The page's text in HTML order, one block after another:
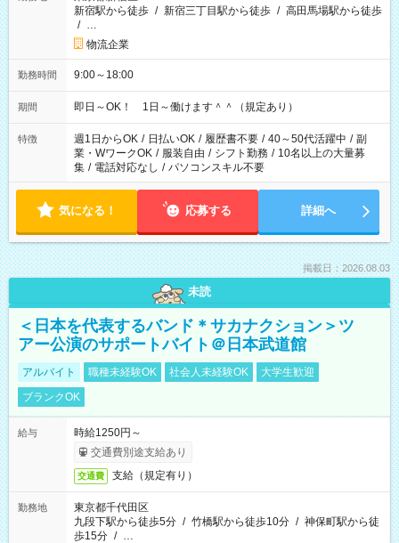
新宿駅から徒歩 / 新宿三丁目駅から徒歩 / 高田馬場駅から徒歩
/ …
物流企業
勤務時間 9:00～18:00
期間 即日～OK！ 1日～働けます＾＾（規定あり）
特徴 週1日からOK / 日払いOK / 履歴書不要 / 40～50代活躍中 / 副
業・WワークOK / 服装自由 / シフト勤務 / 10名以上の大量募
集 / 電話対応なし / パソコンスキル不要
気になる！ 応募する 詳細へ
掲載日：2026.08.03
未読
＜日本を代表するバンド＊サカナクション＞ツ
アー公演のサポートバイト＠日本武道館
アルバイト 職種未経験OK 社会人未経験OK
大学生歓迎
ブランクOK
給与
時給1250円～
交通費別途支給あり
交通費 支給（規定有り）
勤務地
東京都千代田区
九段下駅から徒歩5分 / 竹橋駅から徒歩10分 / 神保町駅から徒
歩15分 / …